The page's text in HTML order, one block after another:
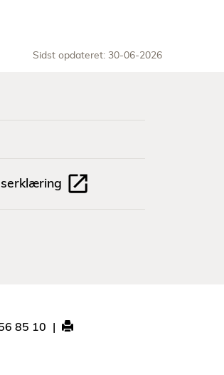
Sidst opdateret: 30-06-2026
85 10